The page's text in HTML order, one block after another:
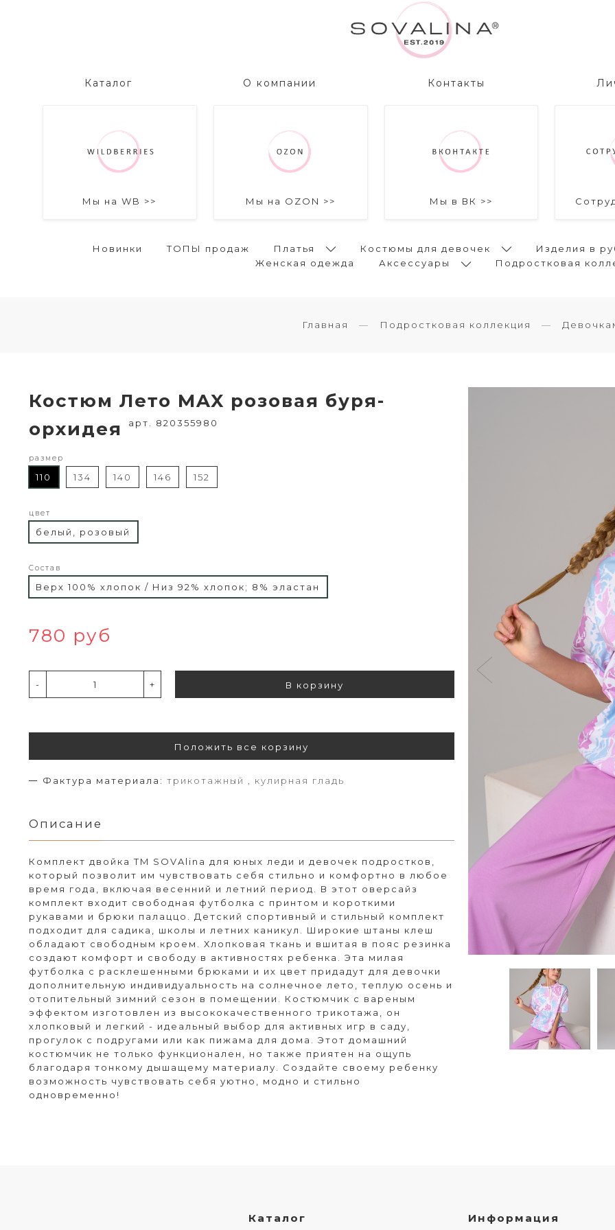
Каталог О компании Контакты
Мы на WB >> Мы на OZON >> Мы в ВК >>
Новинки ТОПЫ продаж Платья Костюмы для девочек
Изделия в
Женская одежда
Аксессуары Подростковая
Главная Подростковая коллекция
Костюм Лето MAX розовая буря-
орхидея
арт. 820355980
размер
110 134 140 146 152
цвет
белый, розовый
Состав
Верх 100% хлопок / Низ 92% хлопок; 8% эластан
780 руб
- + В корзину
Положить все корзину
Фактура материала: трикотажный , кулирная гладь
Описание
Комплект двойка TM SOVAlina для юных леди и девочек подростков,
который позволит им чувствовать себя стильно и комфортно в любое
время года, включая весенний и летний период. В этот оверсайз
комплект входит свободная футболка с принтом и короткими
рукавами и брюки палаццо. Детский спортивный и стильный комплект
подходит для садика, школы и летних каникул. Широкие штаны клеш
обладают свободным кроем. Хлопковая ткань и вшитая в пояс резинка
создают комфорт и свободу в активностях ребенка. Эта милая
футболка с расклешенными брюками и их цвет придадут для девочки
дополнительную индивидуальность на солнечное лето, теплую осень и
отопительный зимний сезон в помещении. Костюмчик с вареным
эффектом изготовлен из высококачественного трикотажа, он
хлопковый и легкий - идеальный выбор для активных игр в саду,
прогулок с подругами или как пижама для дома. Этот домашний
костюмчик не только функционален, но также приятен на ощупь
благодаря тонкому дышащему материалу. Создайте своему ребенку
возможность чувствовать себя уютно, модно и стильно
одновременно!
Каталог Информация